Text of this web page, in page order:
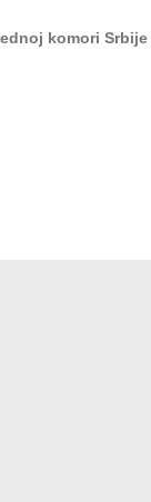
komori Srbije